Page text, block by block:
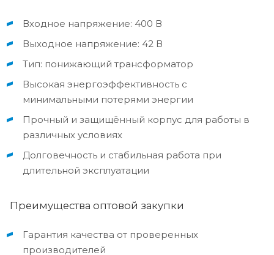
Входное напряжение: 400 В
Выходное напряжение: 42 В
Тип: понижающий трансформатор
Высокая энергоэффективность с
минимальными потерями энергии
Прочный и защищённый корпус для работы в
различных условиях
Долговечность и стабильная работа при
длительной эксплуатации
Преимущества оптовой закупки
Гарантия качества от проверенных
производителей